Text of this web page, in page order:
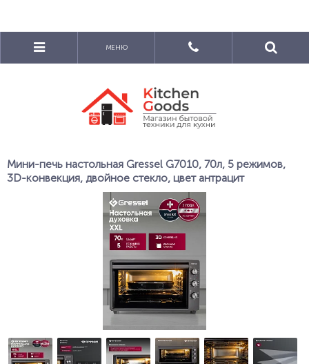
МЕНЮ
Мини-печь настольная Gressel G7010, 70л, 5 режимов,
3D-конвекция, двойное стекло, цвет антрацит